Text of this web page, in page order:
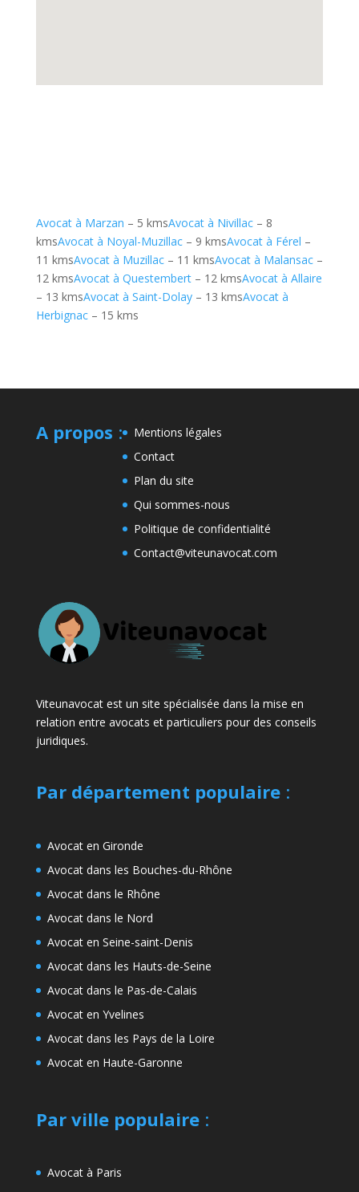
Avocat à Marzan – 5 kmsAvocat à Nivillac– 8
kmsAvocat à Noyal-Muzillac– 9 kmsAvocat à Férel –
11 kmsAvocat à Muzillac– 11 kmsAvocat à Malansac–
12 kmsAvocat à Questembert– 12 kmsAvocat à Allaire
– 13 kmsAvocat à Saint-Dolay– 13 kmsAvocat à
Herbignac– 15 kms
A propos :
Mentions légales
Contact
Plan du site
Qui sommes-nous
Politique de confidentialité
Contact@viteunavocat.com
Viteunavocat est un site spécialisée dans la mise en
relation entre avocats et particuliers pour des conseils
juridiques.
Par département populaire:
Avocat en Gironde
Avocat dans les Bouches-du-Rhône
Avocat dans le Rhône
Avocat dans le Nord
Avocat en Seine-saint-Denis
Avocat dans les Hauts-de-Seine
Avocat dans le Pas-de-Calais
Avocat en Yvelines
Avocat dans les Pays de la Loire
Avocat en Haute-Garonne
Par ville populaire:
Avocat à Paris